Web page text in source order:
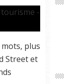
plus
Street et